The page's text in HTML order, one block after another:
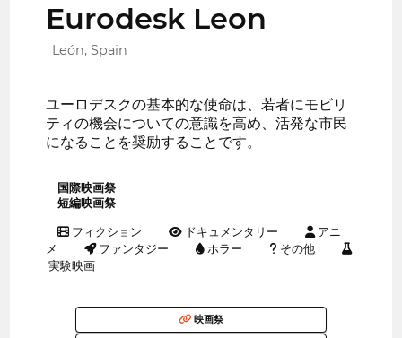
Eurodesk Leon
León, Spain
ユーロデスクの基本的な使命は、若者にモビリ
ティの機会についての意識を高め、活発な市民
になることを奨励することです。
国際映画祭
短編映画祭
フィクション ドキュメンタリー
アニ
メ
ファンタジー ホラー
その他
実験映画
映画祭